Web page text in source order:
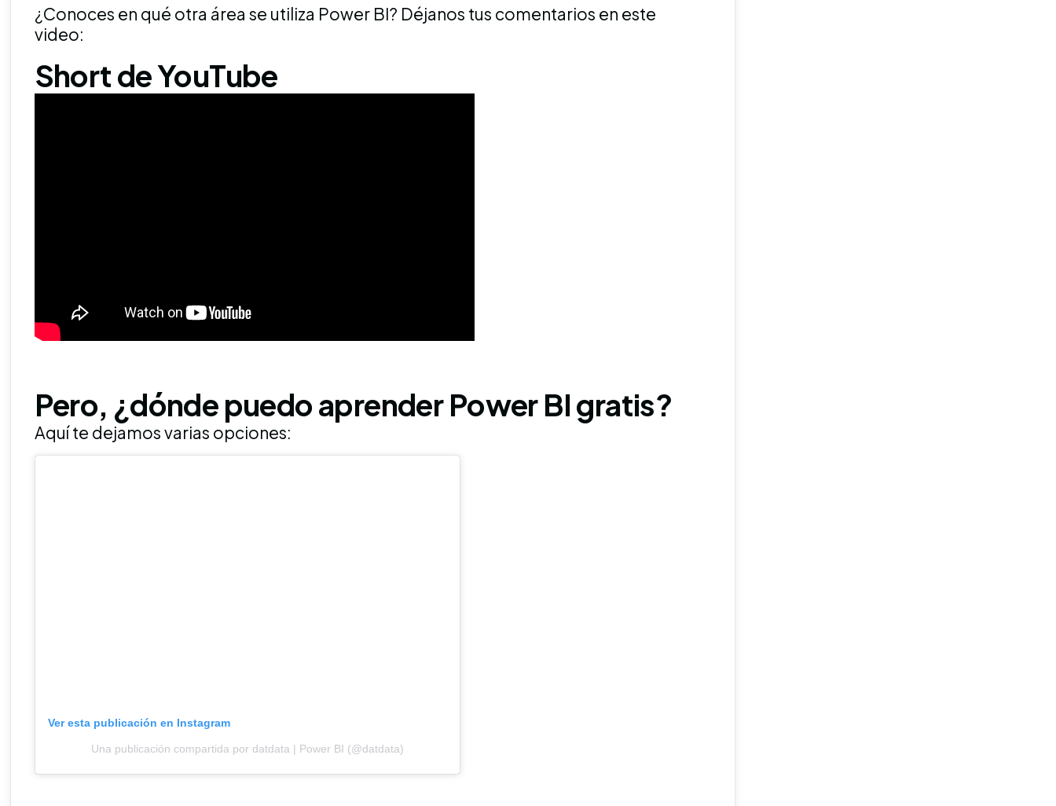
¿Conoces en qué otra área se utiliza Power BI? Déjanos tus comentarios en este
video:
Short de YouTube
Pero, ¿dónde puedo aprender Power BI gratis?
Aquí te dejamos varias opciones:
Ver esta publicación en Instagram
Una publicación compartida por datdata | Power BI (@datdata)